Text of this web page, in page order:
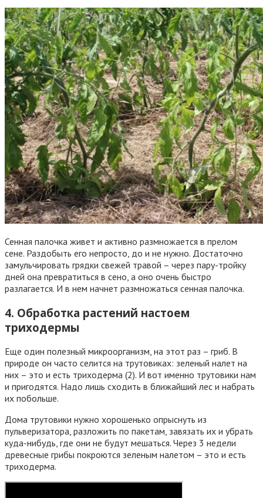
Сенная палочка живет и активно размножается в прелом
сене. Раздобыть его непросто, до и не нужно. Достаточно
замульчировать грядки свежей травой – через пару-тройку
дней она превратиться в сено, а оно очень быстро
разлагается. И в нем начнет размножаться сенная палочка.
4. Обработка растений настоем
триходермы
Еще один полезный микроорганизм, на этот раз – гриб. В
природе он часто селится на трутовиках: зеленый налет на
них – это и есть триходерма (2). И вот именно трутовики нам
и пригодятся. Надо лишь сходить в ближайший лес и набрать
их побольше.
Дома трутовики нужно хорошенько опрыснуть из
пульверизатора, разложить по пакетам, завязать их и убрать
куда-нибудь, где они не будут мешаться. Через 3 недели
древесные грибы покроются зеленым налетом – это и есть
триходерма.